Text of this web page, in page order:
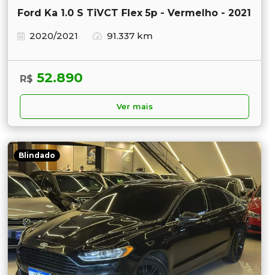
Ford Ka 1.0 S TiVCT Flex 5p - Vermelho - 2021
2020/2021
91.337 km
R$ 52.890
Ver mais
Blindado